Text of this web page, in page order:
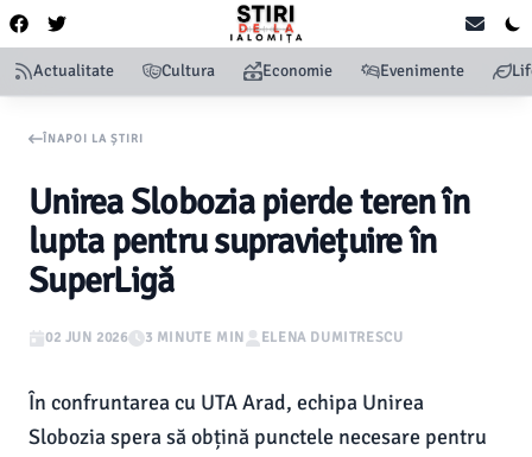
Actualitate Cultura Economie Evenimente
ÎNAPOI LA ȘTIRI
Unirea Slobozia pierde teren în
lupta pentru supraviețuire în
SuperLigă
02 JUN 2026 3 MINUTE MIN ELENA DUMITRESCU
În confruntarea cu UTA Arad, echipa Unirea
Slobozia spera să obțină punctele necesare pentru